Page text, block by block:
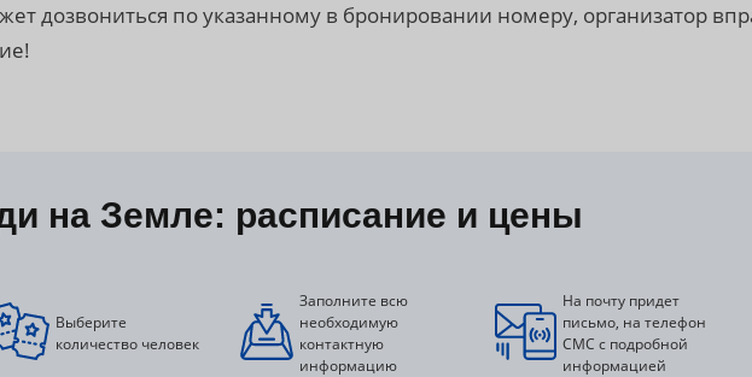
дозвониться по указанному в бронировании номеру, организатор
на Земле: расписание и цены
Выберите
количество человек
Заполните всю
необходимую
контактную
информацию
На почту придет
письмо, на телефон
СМС с подробной
информацией